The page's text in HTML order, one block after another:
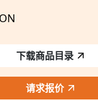
下载商品目录
请求报价